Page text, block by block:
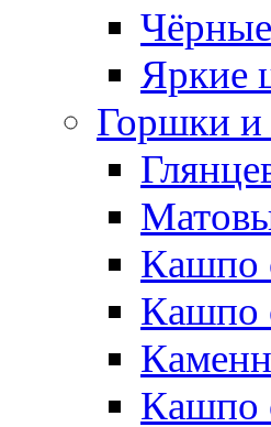
Яркие
Горшки и
Кашпо
Кашпо
Кашпо